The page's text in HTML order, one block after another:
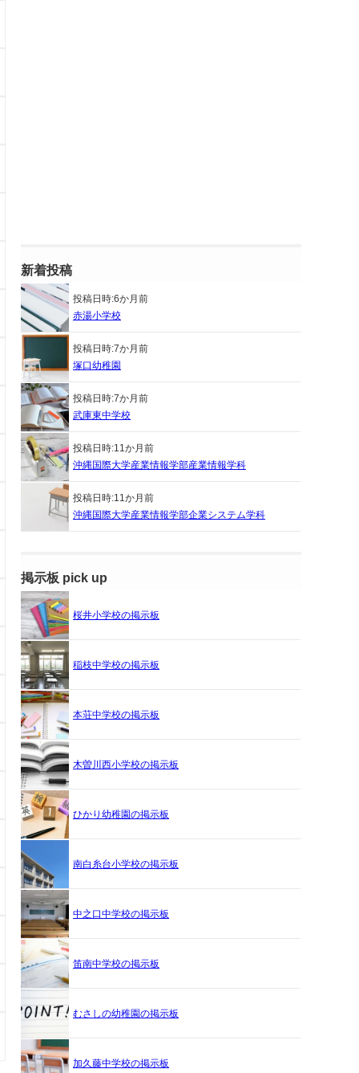
新着投稿
投稿日時:6か月前
赤湯小学校
投稿日時:7か月前
塚口幼稚園
投稿日時:7か月前
武庫東中学校
投稿日時:11か月前
沖縄国際大学産業情報学部産業情報学科
投稿日時:11か月前
沖縄国際大学産業情報学部企業システム学科
掲示板 pick up
桜井小学校の掲示板
稲枝中学校の掲示板
本荘中学校の掲示板
木曽川西小学校の掲示板
ひかり幼稚園の掲示板
南白糸台小学校の掲示板
中之口中学校の掲示板
笛南中学校の掲示板
むさしの幼稚園の掲示板
加久藤中学校の掲示板